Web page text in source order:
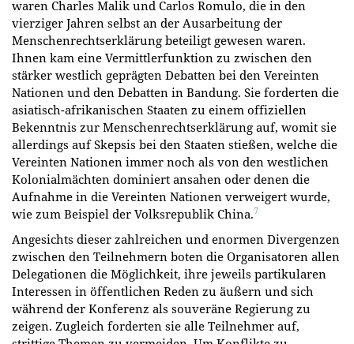
waren Charles Malik und Carlos Romulo, die in den
vierziger Jahren selbst an der Ausarbeitung der
Menschenrechtserklärung beteiligt gewesen waren.
Ihnen kam eine Vermittlerfunktion zu zwischen den
stärker westlich geprägten Debatten bei den Vereinten
Nationen und den Debatten in Bandung. Sie forderten die
asiatisch-afrikanischen Staaten zu einem offiziellen
Bekenntnis zur Menschenrechtserklärung auf, womit sie
allerdings auf Skepsis bei den Staaten stießen, welche die
Vereinten Nationen immer noch als von den westlichen
Kolonialmächten dominiert ansahen oder denen die
Aufnahme in die Vereinten Nationen verweigert wurde,
wie zum Beispiel der Volksrepublik China.7
Angesichts dieser zahlreichen und enormen Divergenzen
zwischen den Teilnehmern boten die Organisatoren allen
Delegationen die Möglichkeit, ihre jeweils partikularen
Interessen in öffentlichen Reden zu äußern und sich
während der Konferenz als souveräne Regierung zu
zeigen. Zugleich forderten sie alle Teilnehmer auf,